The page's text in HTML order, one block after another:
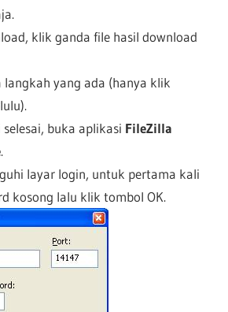
klik ganda file hasil download
langkah yang ada (hanya klik
buka aplikasi FileZilla
.
layar login, untuk pertama kali
kosong lalu klik tombol OK.